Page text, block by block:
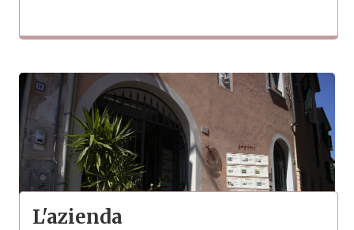
L'azienda